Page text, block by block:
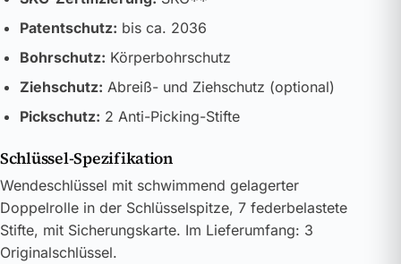
Patentschutz: bis ca. 2036
Bohrschutz: Körperbohrschutz
Ziehschutz: Abreiß- und Ziehschutz (optional)
Pickschutz: 2 Anti-Picking-Stifte
Schlüssel-Spezifikation
Wendeschlüssel mit schwimmend gelagerter
Doppelrolle in der Schlüsselspitze, 7 federbelastete
Stifte, mit Sicherungskarte. Im Lieferumfang: 3
Originalschlüssel.